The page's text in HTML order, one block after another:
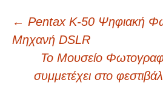
Post
navigation
← Pentax K-50 Ψηφιακή
Μηχανή DSLR
Το Μουσείο
συμμετέχει στο